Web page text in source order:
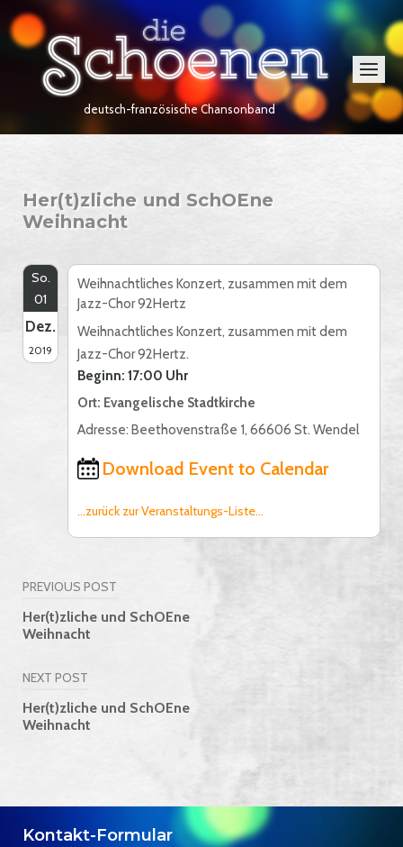
Skip
to
content
Home
deutsch-französische Chansonband
Menu
Her(t)zliche und SchOEne
Weihnacht
So.
01
Dez.
2019
Weihnachtliches Konzert, zusammen mit dem
Jazz-Chor 92Hertz
Weihnachtliches Konzert, zusammen mit dem
Jazz-Chor 92Hertz.
Beginn: 17:00 Uhr
Ort: Evangelische Stadtkirche
Adresse: Beethovenstraße 1, 66606 St. Wendel
Download Event to Calendar
...zurück zur Veranstaltungs-Liste...
Beitragsnavigation
PREVIOUS POST
Her(t)zliche und SchOEne
Weihnacht
NEXT POST
Her(t)zliche und SchOEne
Weihnacht
Kontakt-Formular